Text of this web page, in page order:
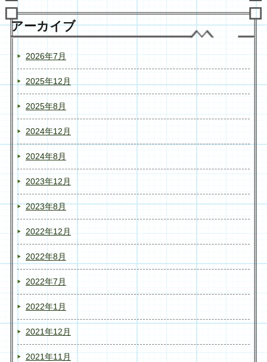
アーカイブ
2026年7月
2025年12月
2025年8月
2024年12月
2024年8月
2023年12月
2023年8月
2022年12月
2022年8月
2022年7月
2022年1月
2021年12月
2021年11月